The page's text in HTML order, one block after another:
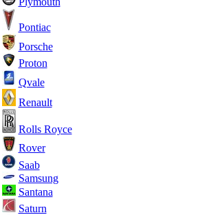
Pontiac
Porsche
Proton
Qvale
Renault
Rolls Royce
Rover
Saab
Samsung
Santana
Saturn